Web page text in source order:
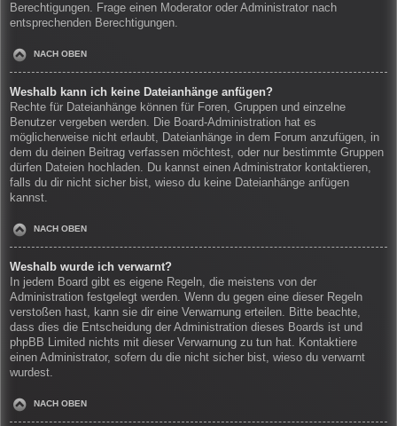
Berechtigungen. Frage einen Moderator oder Administrator nach
entsprechenden Berechtigungen.
NACH OBEN
Weshalb kann ich keine Dateianhänge anfügen?
Rechte für Dateianhänge können für Foren, Gruppen und einzelne
Benutzer vergeben werden. Die Board-Administration hat es
möglicherweise nicht erlaubt, Dateianhänge in dem Forum anzufügen, in
dem du deinen Beitrag verfassen möchtest, oder nur bestimmte Gruppen
dürfen Dateien hochladen. Du kannst einen Administrator kontaktieren,
falls du dir nicht sicher bist, wieso du keine Dateianhänge anfügen
kannst.
NACH OBEN
Weshalb wurde ich verwarnt?
In jedem Board gibt es eigene Regeln, die meistens von der
Administration festgelegt werden. Wenn du gegen eine dieser Regeln
verstoßen hast, kann sie dir eine Verwarnung erteilen. Bitte beachte,
dass dies die Entscheidung der Administration dieses Boards ist und
phpBB Limited nichts mit dieser Verwarnung zu tun hat. Kontaktiere
einen Administrator, sofern du die nicht sicher bist, wieso du verwarnt
wurdest.
NACH OBEN